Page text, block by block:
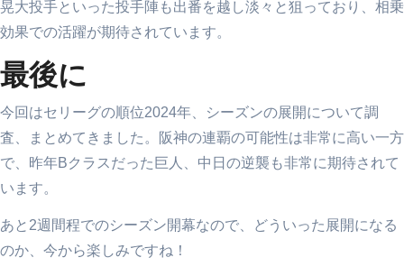
晃大投手といった投手陣も出番を越し淡々と狙っており、相乗
効果での活躍が期待されています。
最後に
今回はセリーグの順位2024年、シーズンの展開について調
査、まとめてきました。阪神の連覇の可能性は非常に高い一方
で、昨年Bクラスだった巨人、中日の逆襲も非常に期待されて
います。
あと2週間程でのシーズン開幕なので、どういった展開になる
のか、今から楽しみですね！